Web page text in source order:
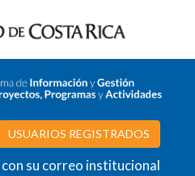
USUARIOS REGISTRADOS
su correo institucional